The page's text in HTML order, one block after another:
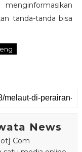
tanda-tanda bisa
News
Com